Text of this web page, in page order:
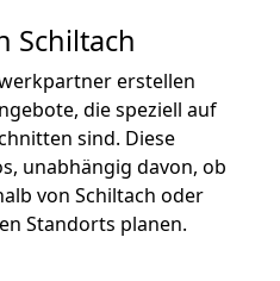
Schiltach
erstellen
die speziell auf
sind. Diese
unabhängig davon, ob
von Schiltach oder
Standorts planen.